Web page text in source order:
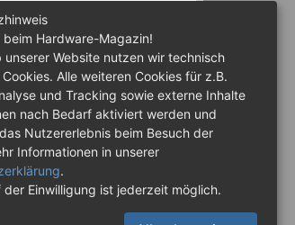
IronKey Locker+ 50 G2 von
ist ein USB-
mit 256 Bit starker
HW-Verschlüsselung im XTS-
Wir haben das 64-GB-
im Praxistest genauer
beim Hardware-Magazin!
unserer Website nutzen wir technisch
Alle weiteren Cookies für z.B.
und Tracking sowie externe Inhalte
nach Bedarf aktiviert werden und
Nutzererlebnis beim Besuch der
Informationen in unserer
.
der Einwilligung ist jederzeit möglich.